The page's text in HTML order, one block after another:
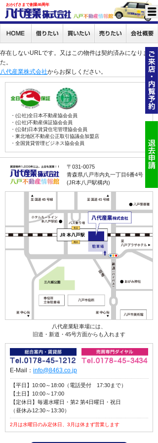
おかげさまで創業46周年
存在しないURLです。又はこの物件は契約済みになりまし
た。
八代産業株式会社からお探しください。
・(公社)全日本不動産協会会員
・(公社)不動産保証協会会員
・(公財)日本賃貸住宅管理協会会員
・東北地区不動産公正取引協議会加盟店
・全国賃貸管理ビジネス協会会員
〒031-0075
青森県八戸市内丸一丁目6番4号
(JR本八戸駅構内)
八代産業駐車場には、
旧道・新道・45号方面からも入れます
E-Mail： info@8463.co.jp
【平日】10:00～18:00（電話受付 17:30まで）
【土日】10:00～17:00
【定休日】毎週水曜日・第2 第4日曜日・祝日
（昼休み12:30～13:30）
2月は水曜日のみ定休日、3月は休まず営業します